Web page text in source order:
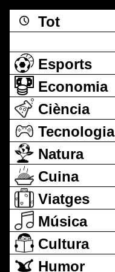
Tot
Esports
Economia
Ciència
Tecnologia
Natura
Cuina
Viatges
Música
Cultura
Humor